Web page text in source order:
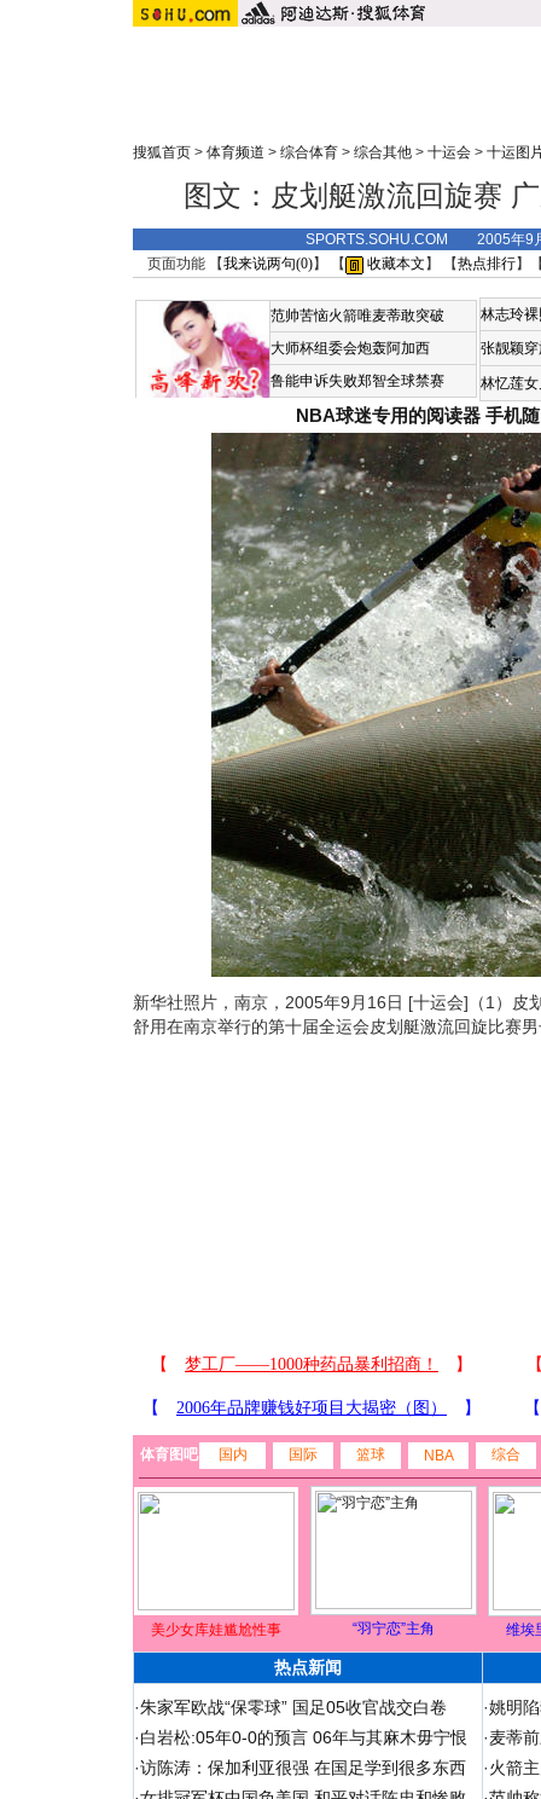
搜狐首页 > 体育频道 > 综合体育 > 综合其他 > 十运会 > 十运图
图文：皮划艇激流回旋赛
SPORTS.SOHU.COM 2005年9
页面功能 【我来说两句(0)】 【 收藏本文 】 【热点排行】
范帅苦恼火箭唯麦蒂敢突破
大师杯组委会炮轰阿加西
鲁能申诉失败郑智全球禁赛
林志玲
张靓颖
林忆莲
NBA球迷专用的阅读器 手机
新华社照片，南京，2005年9月16日 [十运会]（1）
舒用在南京举行的第十届全运会皮划艇激流回旋比赛
体育图吧 国内 国际 篮球 NBA 综合
美少女库娃尴尬性事 “羽宁恋”主角 维埃
热点新闻
·朱家军欧战“保零球” 国足05收官战交白卷
·白岩松:05年0-0的预言 06年与其麻木毋宁恨
·访陈涛：保加利亚很强 在国足学到很多东西
·姚明
·麦蒂
·火箭